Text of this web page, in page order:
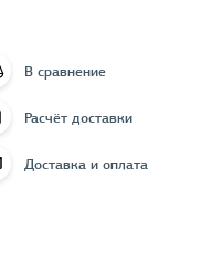
В сравнение
Расчёт доставки
Доставка и оплата